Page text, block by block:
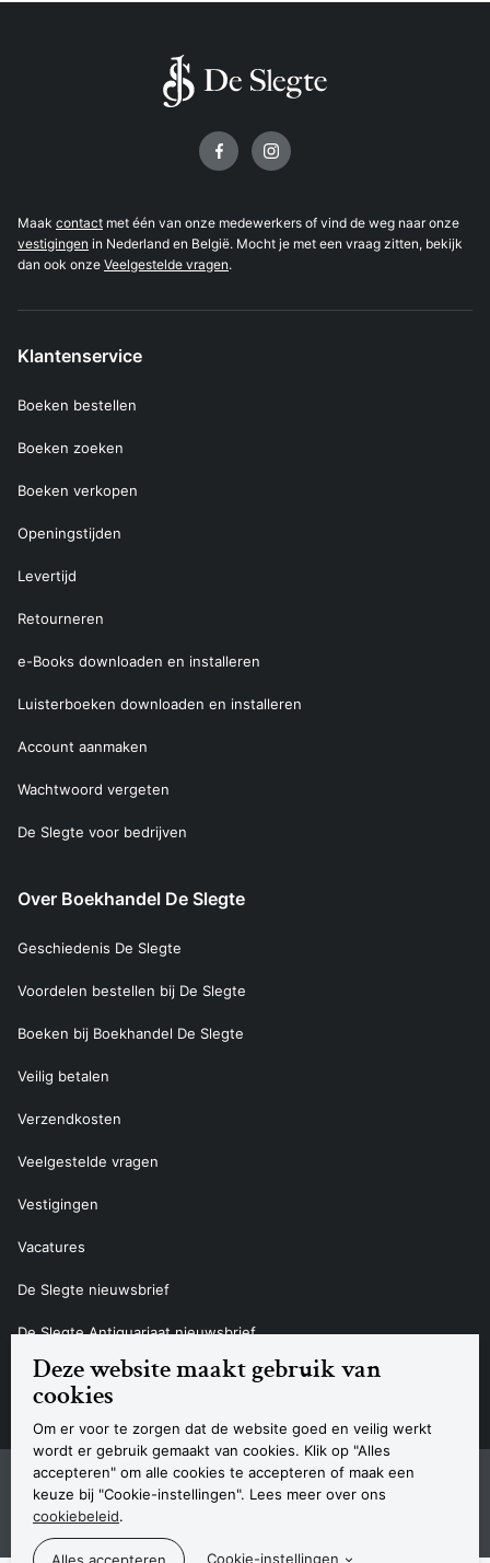
Deze website maakt gebruik van
cookies
Om er voor te zorgen dat de website goed en veilig werkt
wordt er gebruik gemaakt van cookies. Klik op "Alles
accepteren" om alle cookies te accepteren of maak een
keuze bij "Cookie-instellingen". Lees meer over ons
cookiebeleid.
Cookie-instellingen
Maak contact met één van onze medewerkers of vind de weg naar onze
vestigingen in Nederland en België. Mocht je met een vraag zitten, bekijk
dan ook onze Veelgestelde vragen.
Klantenservice
Boeken bestellen
Boeken zoeken
Boeken verkopen
Openingstijden
Levertijd
Retourneren
e-Books downloaden en installeren
Luisterboeken downloaden en installeren
Account aanmaken
Wachtwoord vergeten
De Slegte voor bedrijven
Over Boekhandel De Slegte
Geschiedenis De Slegte
Voordelen bestellen bij De Slegte
Boeken bij Boekhandel De Slegte
Veilig betalen
Verzendkosten
Veelgestelde vragen
Vestigingen
Vacatures
De Slegte nieuwsbrief
De Slegte Antiquariaat nieuwsbrief
Contact
Navigatie
SitemapPrivacyverklaring CookieverklaringAlgemene voorwaardenDisclaimer
Contact